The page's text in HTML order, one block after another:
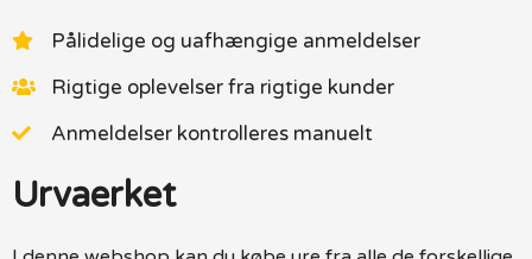
Pålidelige og uafhængige anmeldelser
Rigtige oplevelser fra rigtige kunder
Anmeldelser kontrolleres manuelt
Urvaerket